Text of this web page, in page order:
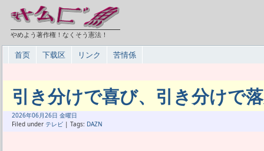
やめよう著作権！なくそう憲法！
首页 下载区 リンク 苦情係
引き分けで喜び、引き分けで
2026年06月26日 金曜日
Filed under テレビ | Tags: DAZN